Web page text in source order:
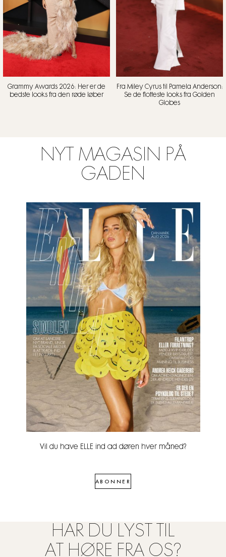
Grammy Awards 2026: Her er de
bedste looks fra den røde løber
Fra Miley Cyrus til Pamela Anderson:
Se de flotteste looks fra Golden
Globes
NYT MAGASIN PÅ
GADEN
Vil du have ELLE ind ad døren hver måned?
ABONNER
HAR DU LYST TIL
AT HØRE FRA OS?